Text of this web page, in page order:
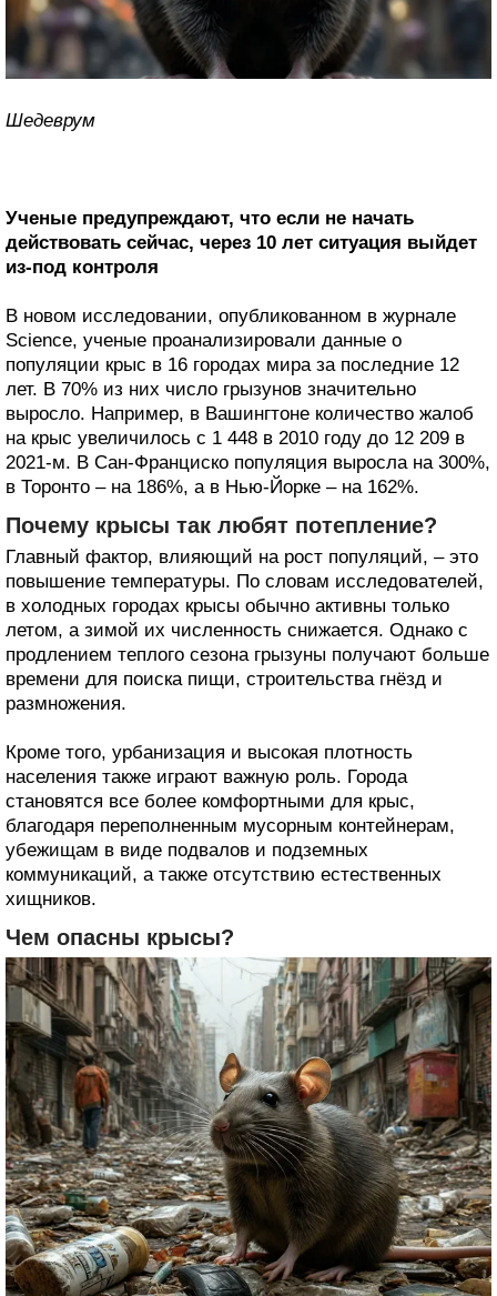
Шедеврум
Ученые предупреждают, что если не начать
действовать сейчас, через 10 лет ситуация выйдет
из-под контроля
В новом исследовании, опубликованном в журнале
Science, ученые проанализировали данные о
популяции крыс в 16 городах мира за последние 12
лет. В 70% из них число грызунов значительно
выросло. Например, в Вашингтоне количество жалоб
на крыс увеличилось с 1 448 в 2010 году до 12 209 в
2021-м. В Сан-Франциско популяция выросла на 300%,
в Торонто – на 186%, а в Нью-Йорке – на 162%.
Почему крысы так любят потепление?
Главный фактор, влияющий на рост популяций, – это
повышение температуры. По словам исследователей,
в холодных городах крысы обычно активны только
летом, а зимой их численность снижается. Однако с
продлением теплого сезона грызуны получают больше
времени для поиска пищи, строительства гнёзд и
размножения.
Кроме того, урбанизация и высокая плотность
населения также играют важную роль. Города
становятся все более комфортными для крыс,
благодаря переполненным мусорным контейнерам,
убежищам в виде подвалов и подземных
коммуникаций, а также отсутствию естественных
хищников.
Чем опасны крысы?